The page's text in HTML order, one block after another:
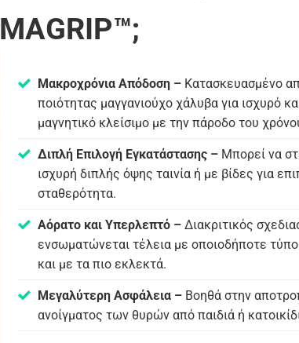
MAGRIP™;
Μακροχρόνια Απόδοση – Κατασκευασμένο
ποιότητας μαγγανιούχο χάλυβα για ισχυρό
μαγνητικό κλείσιμο με την πάροδο του
Διπλή Επιλογή Εγκατάστασης – Μπορεί να
ισχυρή διπλής όψης ταινία ή με βίδες για
σταθερότητα.
Αόρατο και Υπερλεπτό – Διακριτικός
ενσωματώνεται τέλεια με οποιοδήποτε
και με τα πιο εκλεκτά.
Μεγαλύτερη Ασφάλεια – Βοηθά στην
ανοίγματος των θυρών από παιδιά ή